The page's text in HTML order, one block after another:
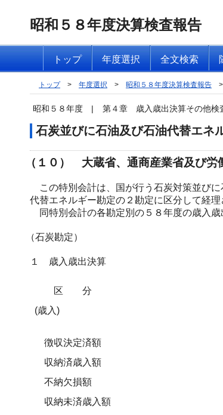
昭和５８年度決算検査報告
トップ 年度選択 全文検索
トップ > 年度選択 > 昭和５８年度決算検査報告 >
昭和５８年度 | 第４章 歳入歳出決算その他検
石炭並びに石油及び石油代替エネ
（１０） 大蔵省、通商産業省及び
この特別会計は、国が行う石炭対策並び
代替エネルギー勘定の２勘定に区分して経
同特別会計の各勘定別の５８年度の歳入歳
（石炭勘定）
１ 歳入歳出決算
区 分
(歳入)
徴収決定済額
収納済歳入額
不納欠損額
収納未済歳入額